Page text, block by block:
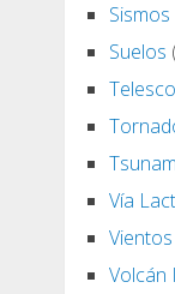
Sismos
Suelos
Vía
Vientos
Volcán